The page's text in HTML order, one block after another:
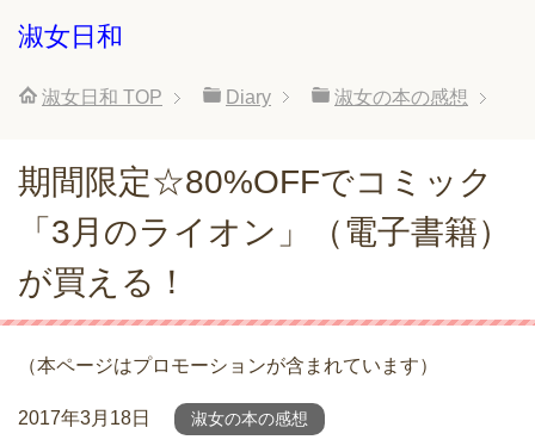
淑女日和
淑女日和 TOP Diary 淑女の本の感想
期間限定☆80%OFFでコミック
「3月のライオン」（電子書籍）
が買える！
（本ページはプロモーションが含まれています）
2017年3月18日 淑女の本の感想